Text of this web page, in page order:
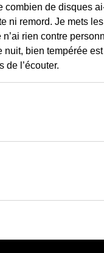
combien de disques
ni remord. Je mets
rien contre
bien tempérée
de l’écouter.